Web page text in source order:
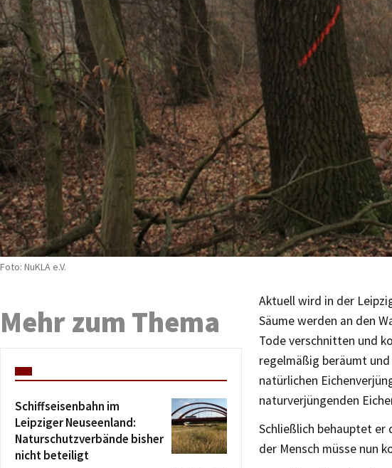
Foto: NuKLA e.V.
Aktuell wird in der
Säume werden an den
Tode verschnitten und
regelmäßig beräumt
natürlichen
naturverjüngenden
Schließlich behauptet er
der Mensch müsse nun
Mehr zum Thema
Schiffseisenbahn im
Leipziger Neuseenland:
Naturschutzverbände bisher
nicht beteiligt